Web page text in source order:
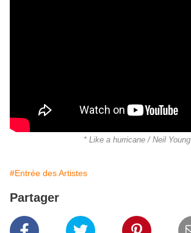
* Like a hurricane / Neil Young
#Entrée des Artistes
Partager